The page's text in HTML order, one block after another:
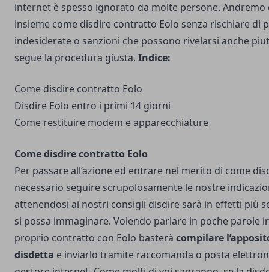
internet è spesso ignorato da molte persone.
insieme come disdire contratto Eolo senza rischiare di
indesiderate o sanzioni che possono rivelarsi anche
segue la procedura giusta. Indice:
Come disdire contratto Eolo
Disdire Eolo entro i primi 14 giorni
Come restituire modem e apparecchiature
Come disdire contratto Eolo
Per passare all’azione ed entrare nel merito di come
necessario seguire scrupolosamente le nostre
attenendosi ai nostri consigli disdire sarà in effetti più
si possa immaginare. Volendo parlare in poche parole
proprio contratto con Eolo basterà compilare
disdetta e inviarlo tramite raccomanda o posta